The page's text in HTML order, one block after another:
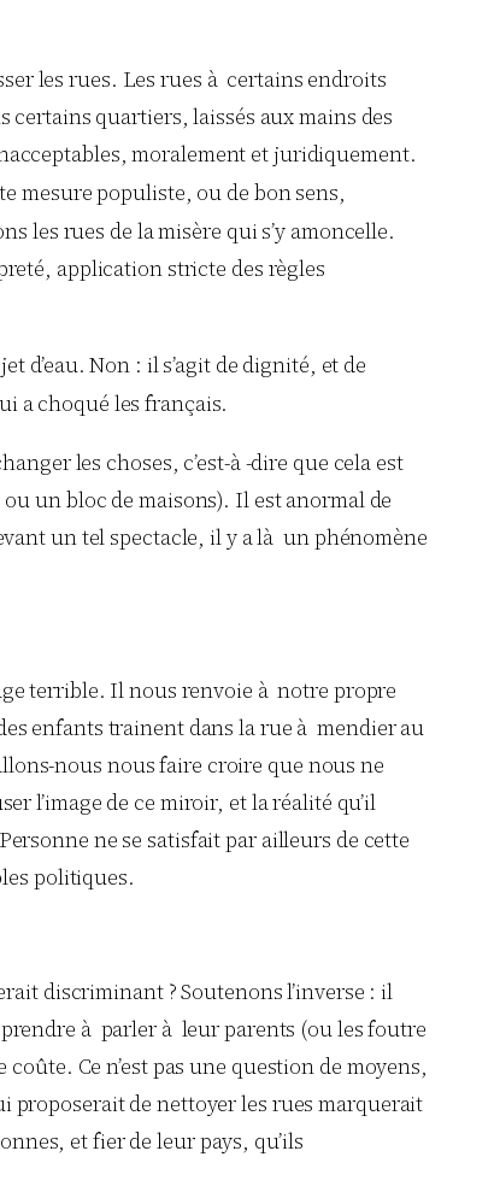
les rues. Les rues à certains endroits
certains quartiers, laissés aux mains des
moralement et juridiquement.
mesure populiste, ou de bon sens,
les rues de la misère qui s’y amoncelle.
application stricte des règles
d’eau. Non : il s’agit de dignité, et de
a choqué les français.
les choses, c’est-à -dire que cela est
un bloc de maisons). Il est anormal de
un tel spectacle, il y a là un phénomène
terrible. Il nous renvoie à notre propre
enfants trainent dans la rue à mendier au
nous nous faire croire que nous ne
l’image de ce miroir, et la réalité qu’il
ne se satisfait par ailleurs de cette
politiques.
discriminant ? Soutenons l’inverse : il
à parler à leur parents (ou les foutre
Ce n’est pas une question de moyens,
proposerait de nettoyer les rues marquerait
et fier de leur pays, qu’ils